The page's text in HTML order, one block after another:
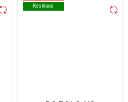
Kesklaos
Kesklaos